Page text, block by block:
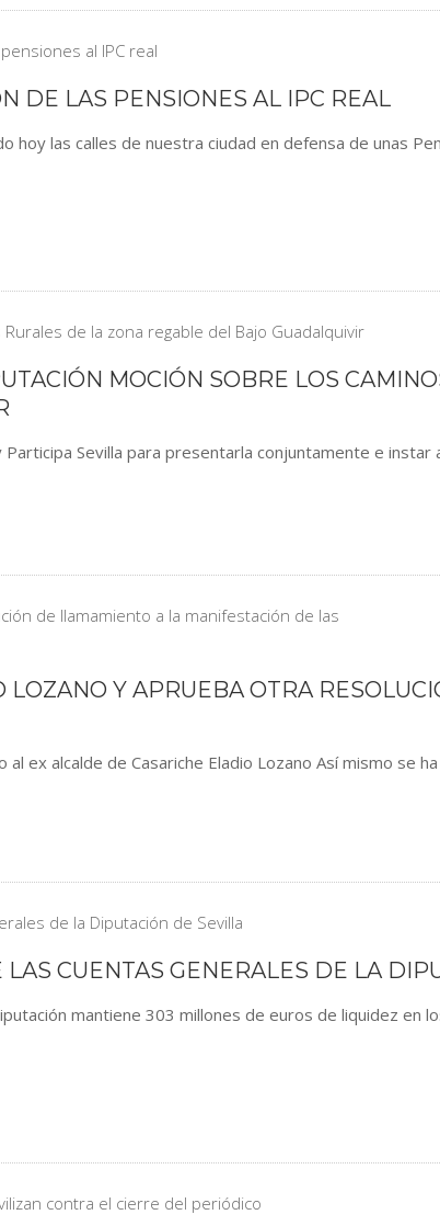
DE LAS PENSIONES AL IPC REAL
hoy las calles de nuestra ciudad en defensa de unas
MOCIÓN SOBRE LOS
Sevilla para presentarla conjuntamente e
LOZANO Y APRUEBA OTRA
ex alcalde de Casariche Eladio Lozano Así mismo se
CUENTAS GENERALES DE LA
mantiene 303 millones de euros de liquidez en